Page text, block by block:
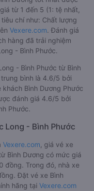
từ 1 đến 5 (1: tệ nhất,
chí như: Chất lượng
Vexere.com. Đánh giá
hàng đã trải nghiệm
- Bình Phước.
- Bình Phước từ Bình
bình là 4.6/5 bởi
Bình Dương Phước
đánh giá 4.6/5 bởi
Phước.
Long - Bình Phước
Vexere.com , giá vé xe
Bình Dương có mức giá
đồng. Trong đó, nhà xe
Đặt vé xe Bình
hãng tại Vexere.com